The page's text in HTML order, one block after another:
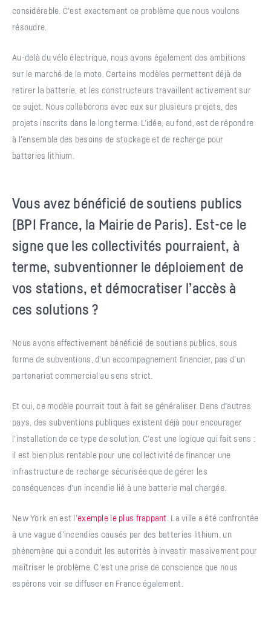
considérable. C’est exactement ce problème que nous voulons
résoudre.
Au-delà du vélo électrique, nous avons également des ambitions
sur le marché de la moto. Certains modèles permettent déjà de
retirer la batterie, et les constructeurs travaillent activement sur
ce sujet. Nous collaborons avec eux sur plusieurs projets, des
projets inscrits dans le long terme. L’idée, au fond, est de répondre
à l’ensemble des besoins de stockage et de recharge pour
batteries lithium.
Vous avez bénéficié de soutiens publics
(BPI France, la Mairie de Paris). Est-ce le
signe que les collectivités pourraient, à
terme, subventionner le déploiement de
vos stations, et démocratiser l’accès à
ces solutions ?
Nous avons effectivement bénéficié de soutiens publics, sous
forme de subventions, d’un accompagnement financier, pas d’un
partenariat commercial au sens strict.
Et oui, ce modèle pourrait tout à fait se généraliser. Dans d’autres
pays, des subventions publiques existent déjà pour encourager
l’installation de ce type de solution. C’est une logique qui fait sens :
il est bien plus rentable pour une collectivité de financer une
infrastructure de recharge sécurisée que de gérer les
conséquences d’un incendie lié à une batterie mal chargée.
New York en est l’exemple le plus frappant . La ville a été confrontée
à une vague d’incendies causés par des batteries lithium, un
phénomène qui a conduit les autorités à investir massivement pour
maîtriser le problème. C’est une prise de conscience que nous
espérons voir se diffuser en France également.